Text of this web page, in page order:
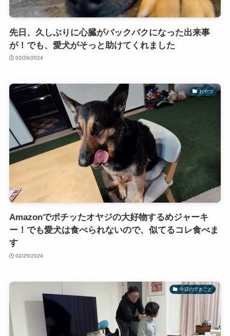
先日、久しぶりに心臓がバックバクになった出来事
が！でも、愛犬がそっと助けてくれました
02/26/2024
おやつ
Amazonでポチッたオヤジの大好物するめジャーキ
ー！でも愛犬は食べられないので、似てるコレ食べま
す
02/25/2024
今日のできごと